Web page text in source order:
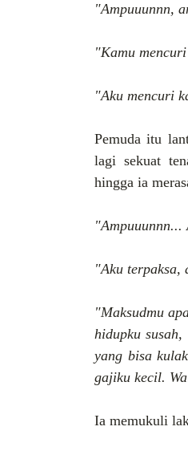
"Ampuuunnn,
"Kamu
"Aku mencuri
Pemuda itu
lagi sekuat
hingga ia
"Aku terpaksa,
"Maksudmu
hidupku
yang bisa
gajiku kecil.
Ia memukuli